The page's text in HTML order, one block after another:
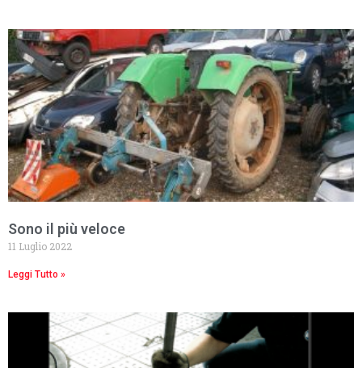
Sono il più veloce
11 Luglio 2022
Leggi Tutto »